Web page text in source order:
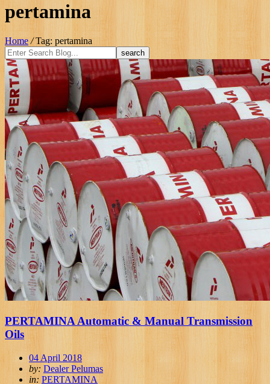
pertamina
Home / Tag: pertamina
PERTAMINA Automatic & Manual Transmission
Oils
04 April 2018
by: Dealer Pelumas
in: PERTAMINA